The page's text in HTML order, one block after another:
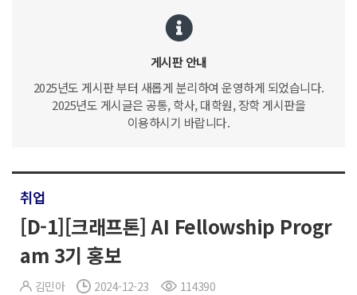
게시판 안내
2025년도 게시판 부터 새롭게 분리하여 운영하게 되었습니다.
2025년도 게시글은 공통, 학사, 대학원, 장학 게시판을
이용하시기 바랍니다.
취업
[D-1][크래프톤] AI Fellowship Progr
am 3기 홍보
김민아 2024-12-23 114390